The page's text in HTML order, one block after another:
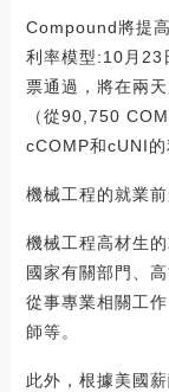
Compound將提
利率模型:10月23
票通過，將在兩
（從90,750
cCOMP和cUNI
機械工程的就業
機械工程高材生
國家有關部門、
從事專業相關工
師等。
此外，根據美國